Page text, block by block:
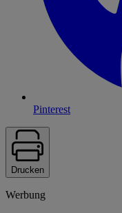
Pinterest
Drucken
Werbung